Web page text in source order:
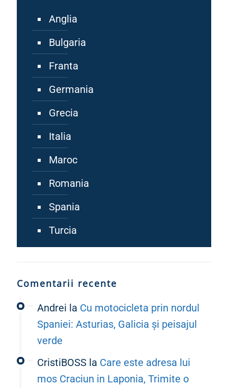
Anglia
Bulgaria
Franta
Germania
Grecia
Italia
Maroc
Romania
Spania
Turcia
Comentarii recente
Andrei la Cu motocicleta prin nordul
Spaniei: Asturias, Galicia și peisajul
verde
CristiBOSS la Care este adresa lui
mos Craciun in Laponia, Trimite o